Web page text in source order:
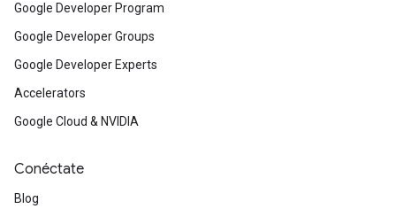
Google Developer Program
Google Developer Groups
Google Developer Experts
Accelerators
Google Cloud & NVIDIA
Conéctate
Blog